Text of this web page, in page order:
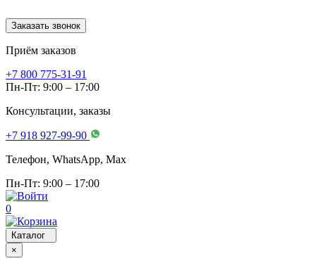
Заказать звонок
Приём заказов
+7 800 775-31-91
Пн-Пт: 9:00 – 17:00
Консультации, заказы
+7 918 927-99-90
Телефон, WhatsApp, Мах
Пн-Пт: 9:00 – 17:00
0
Каталог
×